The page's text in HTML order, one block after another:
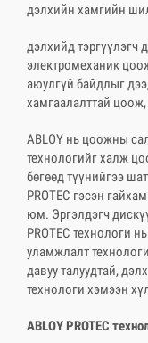
дэлхийн хамгийн
дэлхийд тэргүүлэгч
электромеханик
аюулгүй байдлыг
хамгаалалттай
ABLOY нь цоожны
технологийг халж
бөгөөд түүнийгээ
PROTEС гэсэн
юм. Эргэлдэгч
PROTEC технологи
уламжлалт
давуу талуудтай,
технологи хэмээн
ABLOY PROTEС